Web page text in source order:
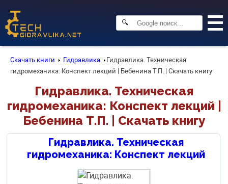
🔍
Скачать книги Гидравлика
Гидравлика. Техническая
гидромеханика: Конспект лекций | Бебенина Т.П. | Скачать книгу
Гидравлика. Техническая
гидромеханика: Конспект лекций |
Бебенина Т.П. | Скачать книгу
Гидравлика. Техническая
гидромеханика: Конспект лекций